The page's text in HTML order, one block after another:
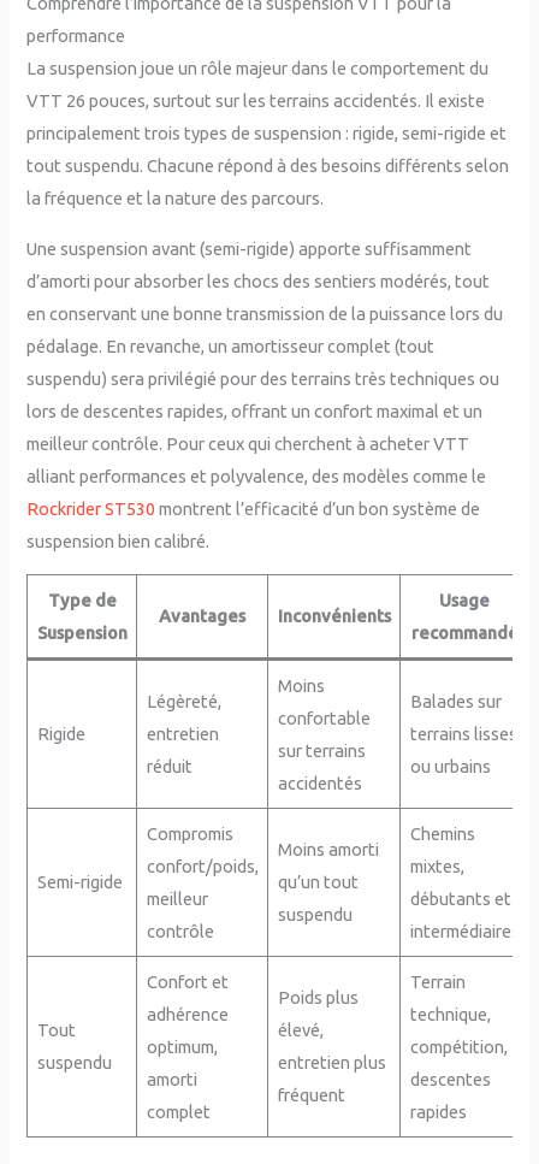
performance
La suspension joue un rôle majeur dans le comportement du
VTT 26 pouces, surtout sur les terrains accidentés. Il existe
principalement trois types de suspension : rigide, semi-rigide et
tout suspendu. Chacune répond à des besoins différents selon
la fréquence et la nature des parcours.
Une suspension avant (semi-rigide) apporte suffisamment
d’amorti pour absorber les chocs des sentiers modérés, tout
en conservant une bonne transmission de la puissance lors du
pédalage. En revanche, un amortisseur complet (tout
suspendu) sera privilégié pour des terrains très techniques ou
lors de descentes rapides, offrant un confort maximal et un
meilleur contrôle. Pour ceux qui cherchent à acheter VTT
alliant performances et polyvalence, des modèles comme le
Rockrider ST530 montrent l’efficacité d’un bon système de
suspension bien calibré.
Type de
Suspension
Avantages Inconvénients
Usage
recommandé
Rigide
Légèreté,
entretien
réduit
Moins
confortable
sur terrains
accidentés
Balades sur
terrains lisses
ou urbains
Semi-rigide
Compromis
confort/poids,
meilleur
contrôle
Moins amorti
qu’un tout
suspendu
Chemins
mixtes,
débutants et
intermédiaires
Tout
suspendu
Confort et
adhérence
optimum,
amorti
complet
Poids plus
élevé,
entretien plus
fréquent
Terrain
technique,
compétition,
descentes
rapides